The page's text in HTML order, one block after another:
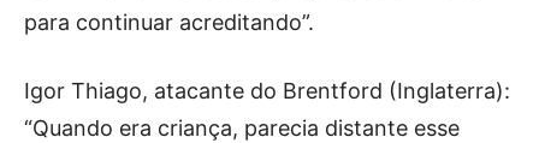
para continuar acreditando”.
Igor Thiago, atacante do Brentford (Inglaterra):
“Quando era criança, parecia distante esse